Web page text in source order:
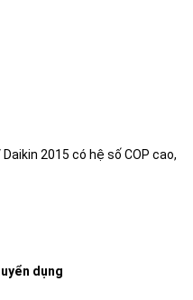
2015 có hệ số COP cao,
dụng